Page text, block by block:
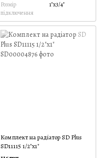
Розмір
підключення
1"х3/4"
Комплект на радіатор SD Plus
SD11115 1/2"х1"